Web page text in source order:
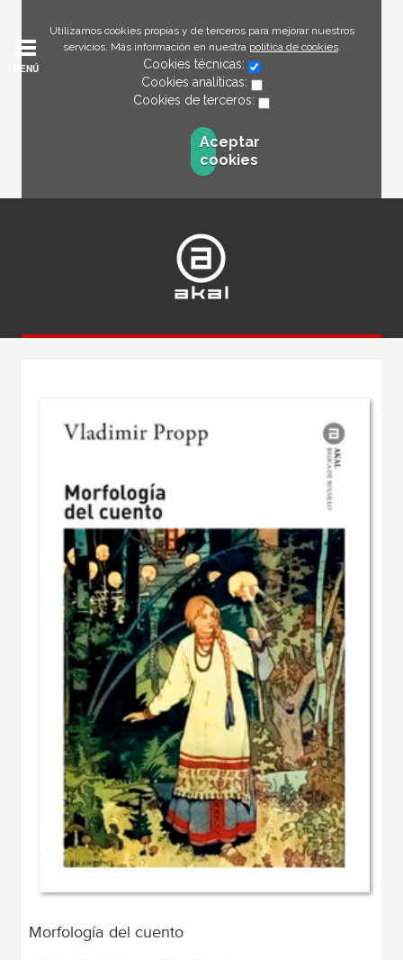
Utilizamos cookies propias y de terceros para mejorar nuestros
servicios. Más información en nuestra política de cookies.
Cookies técnicas:
Cookies analíticas:
Cookies de terceros:
Aceptar
cookies
MENÚ
Morfología del cuento